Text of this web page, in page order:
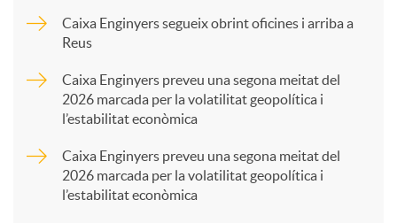
p
a
Caixa Enginyers segueix obrint oficines i arriba a
Reus
Caixa Enginyers preveu una segona meitat del
2026 marcada per la volatilitat geopolítica i
l’estabilitat econòmica
Caixa Enginyers preveu una segona meitat del
2026 marcada per la volatilitat geopolítica i
l’estabilitat econòmica